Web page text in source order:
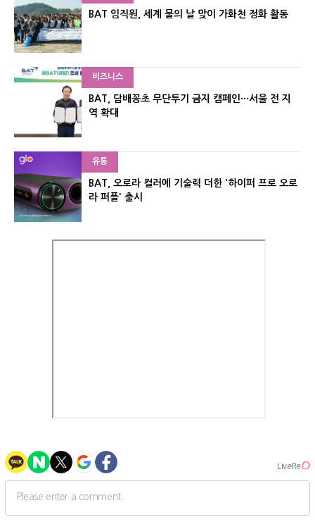
BAT 임직원, 세계 물의 날 맞이 가화천 정화 활동
비즈니스
BAT, 담배꽁초 무단투기 금지 캠페인···서울 전 지
역 확대
유통
BAT, 오로라 컬러에 기술력 더한 '하이퍼 프로 오로
라 퍼플' 출시